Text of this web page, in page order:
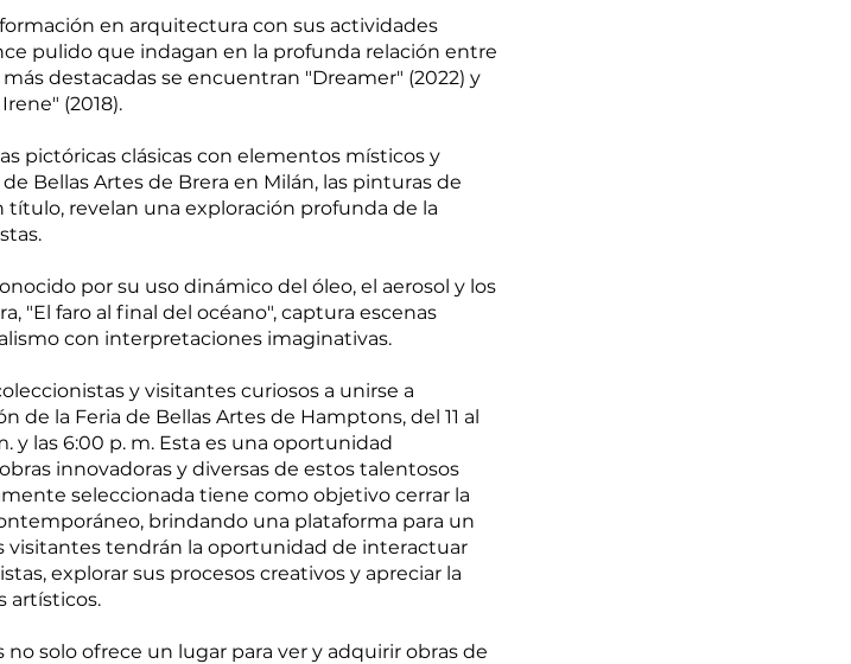
en arquitectura con sus actividades
pulido que indagan en la profunda relación entre
destacadas se encuentran "Dreamer" (2022) y
(2018).
pictóricas clásicas con elementos místicos y
Bellas Artes de Brera en Milán, las pinturas de
título, revelan una exploración profunda de la
por su uso dinámico del óleo, el aerosol y los
"El faro al final del océano", captura escenas
con interpretaciones imaginativas.
y visitantes curiosos a unirse a
de la Feria de Bellas Artes de Hamptons, del 11 al
y las 6:00 p. m. Esta es una oportunidad
innovadoras y diversas de estos talentosos
seleccionada tiene como objetivo cerrar la
brindando una plataforma para un
visitantes tendrán la oportunidad de interactuar
explorar sus procesos creativos y apreciar la
artísticos.
solo ofrece un lugar para ver y adquirir obras de